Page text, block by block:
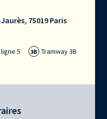
75019 Paris
5 3B Tramway 3B